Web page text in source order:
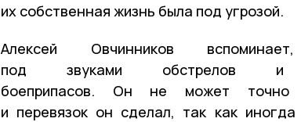
их собственная жизнь была под угрозой.
Алексей Овчинников
под звуками обстрелов и
боеприпасов. Он не может точно
и перевязок он сделал, так как